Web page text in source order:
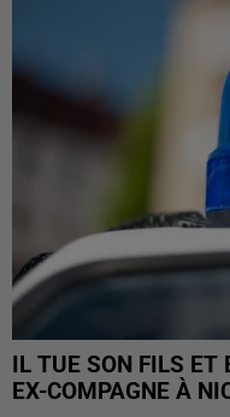
IL TUE SON FILS ET
EX-COMPAGNE À